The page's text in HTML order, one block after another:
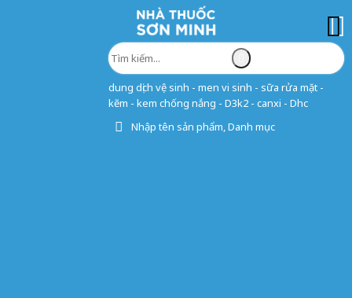
dung dịch vệ sinh - men vi sinh - sữa rửa mặt -
kẽm - kem chống nắng - D3k2 - canxi - Dhc
Nhập tên sản phẩm, Danh mục